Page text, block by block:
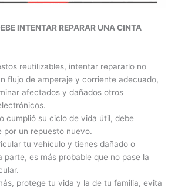
INTENTAR REPARAR UNA CINTA
reutilizables, intentar repararlo no
flujo de amperaje y corriente adecuado,
afectados y dañados otros
cumplió su ciclo de vida útil, debe
por un repuesto nuevo.
tu vehículo y tienes dañado o
parte, es más probable que no pase la
protege tu vida y la de tu familia, evita